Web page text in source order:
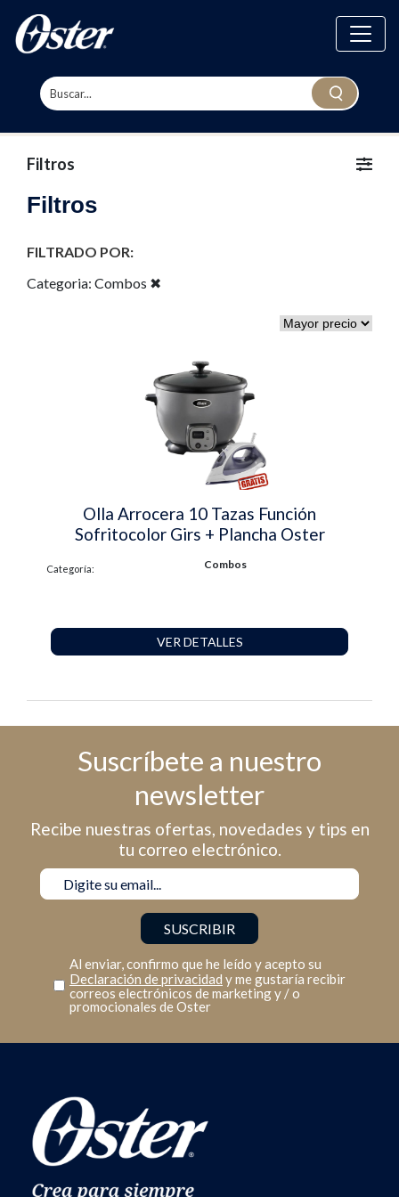
Filtros
Filtros
FILTRADO POR:
Categoria: Combos ✖
Olla Arrocera 10 Tazas Función
Sofritocolor Girs + Plancha Oster
Categoría: Combos
VER DETALLES
Suscríbete a nuestro
newsletter
Recibe nuestras ofertas, novedades y tips en
tu correo electrónico.
Al enviar, confirmo que he leído y acepto su
Declaración de privacidad y me gustaría recibir
correos electrónicos de marketing y / o
promocionales de Oster